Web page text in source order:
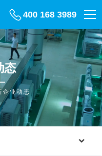
400 168 3989
态
企业动态